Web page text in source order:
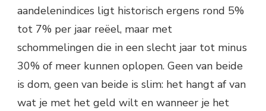
aandelenindices ligt historisch ergens rond 5%
tot 7% per jaar reëel, maar met
schommelingen die in een slecht jaar tot minus
30% of meer kunnen oplopen. Geen van beide
is dom, geen van beide is slim: het hangt af van
wat je met het geld wilt en wanneer je het